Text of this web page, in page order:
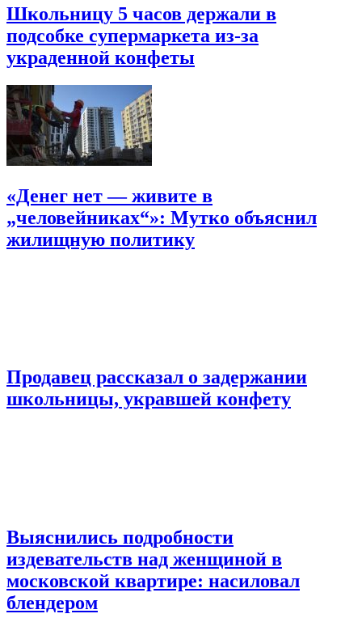
Школьницу 5 часов держали в
подсобке супермаркета из-за
украденной конфеты
«Денег нет — живите в
„человейниках“»: Мутко объяснил
жилищную политику
Продавец рассказал о задержании
школьницы, укравшей конфету
Выяснились подробности
издевательств над женщиной в
московской квартире: насиловал
блендером